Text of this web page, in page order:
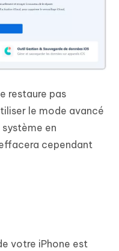
restaure pas
le mode avancé
système en
cependant
votre iPhone est